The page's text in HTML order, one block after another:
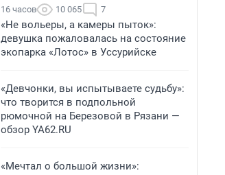
16 часов 10 065 7
«Не вольеры, а камеры пыток»:
девушка пожаловалась на состояние
экопарка «Лотос» в Уссурийске
«Девчонки, вы испытываете судьбу»:
что творится в подпольной
рюмочной на Березовой в Рязани —
обзор YA62.RU
«Мечтал о большой жизни»: